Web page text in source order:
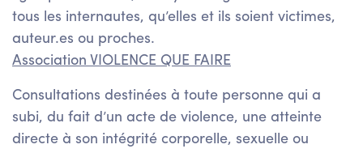
tous les internautes, qu’elles et ils soient victimes,
auteur.es ou proches.
Association VIOLENCE QUE FAIRE
Consultations destinées à toute personne qui a
subi, du fait d’un acte de violence, une atteinte
directe à son intégrité corporelle, sexuelle ou